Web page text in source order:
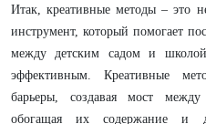
Итак, креативные методы – это
инструмент, который помогает
между детским садом и
эффективным. Креативные
барьеры, создавая мост
обогащая их содержание и